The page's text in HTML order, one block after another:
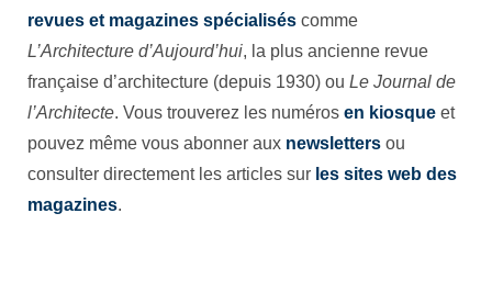
revues et magazines spécialisés comme
L’Architecture d’Aujourd’hui, la plus ancienne revue
française d’architecture (depuis 1930) ou Le Journal de
l’Architecte. Vous trouverez les numéros en kiosque et
pouvez même vous abonner aux newsletters ou
consulter directement les articles sur les sites web des
magazines.